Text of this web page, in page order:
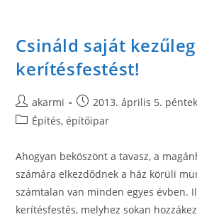
Csináld saját
kerítésfestést!
Post
author:
akarmi
Post
published:
2013. április 5. péntek
PostÉpítés, építőipar
Ahogyan beköszönt a tavasz, a
számára elkezdődnek a ház körüli
számtalan van minden egyes évben.
kerítésfestés, melyhez sokan